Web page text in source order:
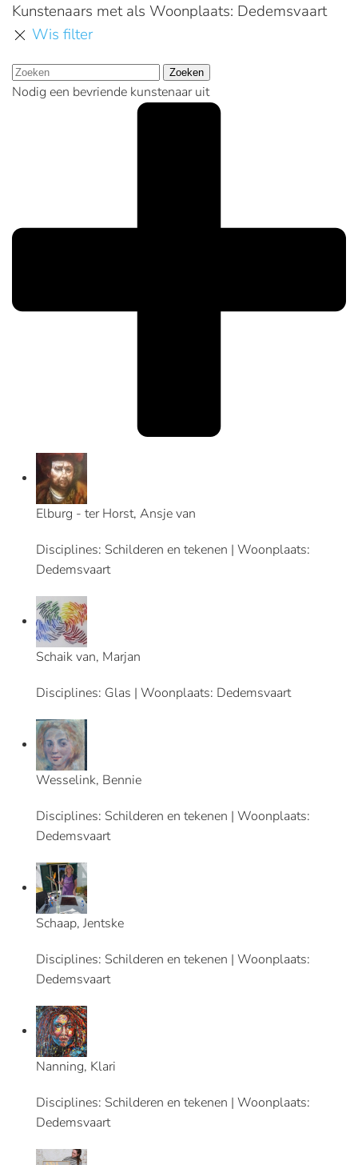
Kunstenaars met als Woonplaats: Dedemsvaart
Wis filter
Zoeken
Nodig een bevriende kunstenaar uit
Elburg - ter Horst, Ansje van
Disciplines: Schilderen en tekenen | Woonplaats:
Dedemsvaart
Schaik van, Marjan
Disciplines: Glas | Woonplaats: Dedemsvaart
Wesselink, Bennie
Disciplines: Schilderen en tekenen | Woonplaats:
Dedemsvaart
Schaap, Jentske
Disciplines: Schilderen en tekenen | Woonplaats:
Dedemsvaart
Nanning, Klari
Disciplines: Schilderen en tekenen | Woonplaats:
Dedemsvaart